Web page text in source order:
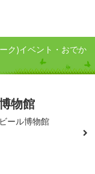
ク)イベント・おでか
物館
ール博物館